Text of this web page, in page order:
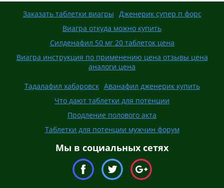
Заказать таблетки виагры Дженерик супер п форс
Виагра откуда можно купить
Силденафил 50 мг 20 таблеток цена
Виагра инструкция по применению цена отзывы цена
аналоги цена
Тадалафил хабаровск Аванафил дженерик купить
Что дают таблетки для потенции
Продление полового акта
Таблетки для потенции мужчин форум
Мы в социальных сетях